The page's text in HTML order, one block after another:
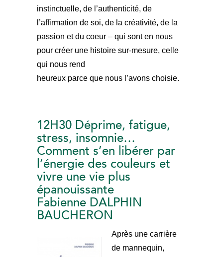
instinctuelle, de l’authenticité, de
l’affirmation de soi, de la créativité, de la
passion et du coeur – qui sont en nous
pour créer une histoire sur-mesure, celle
qui nous rend
heureux parce que nous l’avons choisie.
12H30 Déprime, fatigue,
stress, insomnie…
Comment s’en libérer par
l’énergie des couleurs et
vivre une vie plus
épanouissante
Fabienne DALPHIN
BAUCHERON
Après une carrière
de mannequin,